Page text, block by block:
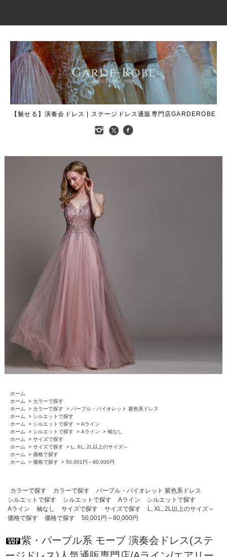
【魅せる】演奏会ドレス | ステージドレス通販専門店GARDEROBE
ホーム
ホーム
> カラーで探す
ホーム
> カラーで探す > パープル・バイオレット 紫色系ドレス
ホーム
> シルエットで探す
ホーム
> シルエットで探す > Aライン
ホーム
> シルエットで探す > Aライン > 袖なし
ホーム
> サイズで探す
ホーム
> サイズで探す > L, XL, 2L以上のサイズ～
ホーム
> 価格で探す
ホーム
> 価格で探す > 50,001円～80,000円
カラーで探す カラーで探す
パープル・バイオレット 紫色系ドレス
シルエットで探す
シルエットで探す Aライン
シルエットで探す
Aライン
袖なし サイズで探す サイズで探す
L, XL, 2L以上のサイズ～
価格で探す
価格で探す 50,001円～80,000円
紫・パープル系 モーブ 演奏会ドレス(ステ